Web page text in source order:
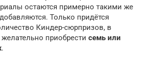
остаются примерно такими же
Только придётся
Киндер-сюрпризов, в
приобрести семь или
.